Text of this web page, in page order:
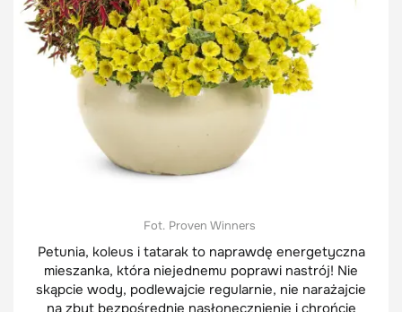
Fot. Proven Winners
Petunia, koleus i tatarak to naprawdę energetyczna
mieszanka, która niejednemu poprawi nastrój! Nie
skąpcie wody, podlewajcie regularnie, nie narażajcie
na zbyt bezpośrednie nasłonecznienie i chrońcie